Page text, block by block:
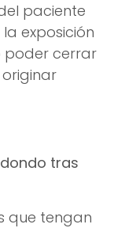
paciente
exposición
poder cerrar
tras
que tengan